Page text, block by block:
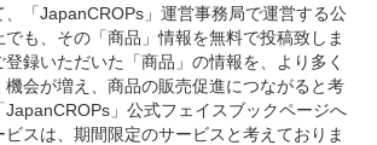
、「JapanCROPs」運営事務局で運営する公
も、その「商品」情報を無料で投稿致しま
録いただいた「商品」の情報を、より多く
会が増え、商品の販売促進につながると考
JapanCROPs」公式フェイスブックページへ
スは、期間限定のサービスと考えておりま